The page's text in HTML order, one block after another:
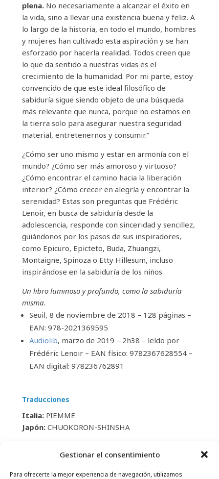
Gestionar el consentimiento
Para ofrecerte la mejor experiencia de navegación, utilizamos
plena.No necesariamente a alcanzar el éxito en
la vida, sino a llevar una existencia buena y feliz. A
lo largo de la historia, en todo el mundo, hombres
y mujeres han cultivado esta aspiración y se han
esforzado por hacerla realidad. Todos creen que
lo que da sentido a nuestras vidas es el
crecimiento de la humanidad. Por mi parte, estoy
convencido de que este ideal filosófico de
sabiduría sigue siendo objeto de una búsqueda
más relevante que nunca, porque no estamos en
la tierra solo para asegurar nuestra seguridad
material, entretenernos y consumir.”
¿Cómo ser uno mismo y estar en armonía con el
mundo? ¿Cómo ser más amoroso y virtuoso?
¿Cómo encontrar el camino hacia la liberación
interior? ¿Cómo crecer en alegría y encontrar la
serenidad? Estas son preguntas que Frédéric
Lenoir, en busca de sabiduría desde la
adolescencia, responde con sinceridad y sencillez,
guiándonos por los pasos de sus inspiradores,
como Epicuro, Epicteto, Buda, Zhuangzi,
Montaigne, Spinoza o Etty Hillesum, incluso
inspirándose en la sabiduría de los niños.
Un libro luminoso y profundo, como la sabiduría
misma.
Seuil, 8 de noviembre de 2018 – 128 páginas –
EAN: 978-2021369595
Audiolib, marzo de 2019 – 2h38 – leído por
Frédéric Lenoir – EAN físico: 9782367628554 –
EAN digital: 978236762891
Traducciones
Italia:PIEMME
Japón: CHUOKORON-SHINSHA